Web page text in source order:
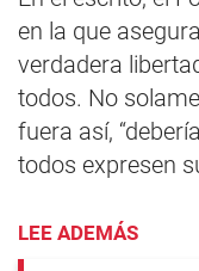
en la que
verdadera
todos. No
fuera así,
todos expresen
LEE ADEMÁS